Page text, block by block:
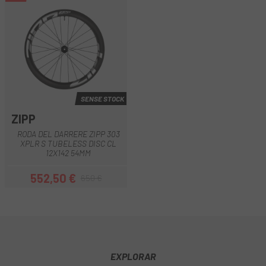
SENSE STOCK
ZIPP
RODA DEL DARRERE ZIPP 303
XPLR S TUBELESS DISC CL
12X142 54MM
Preu
552,50 €Preu regular
EXPLORAR